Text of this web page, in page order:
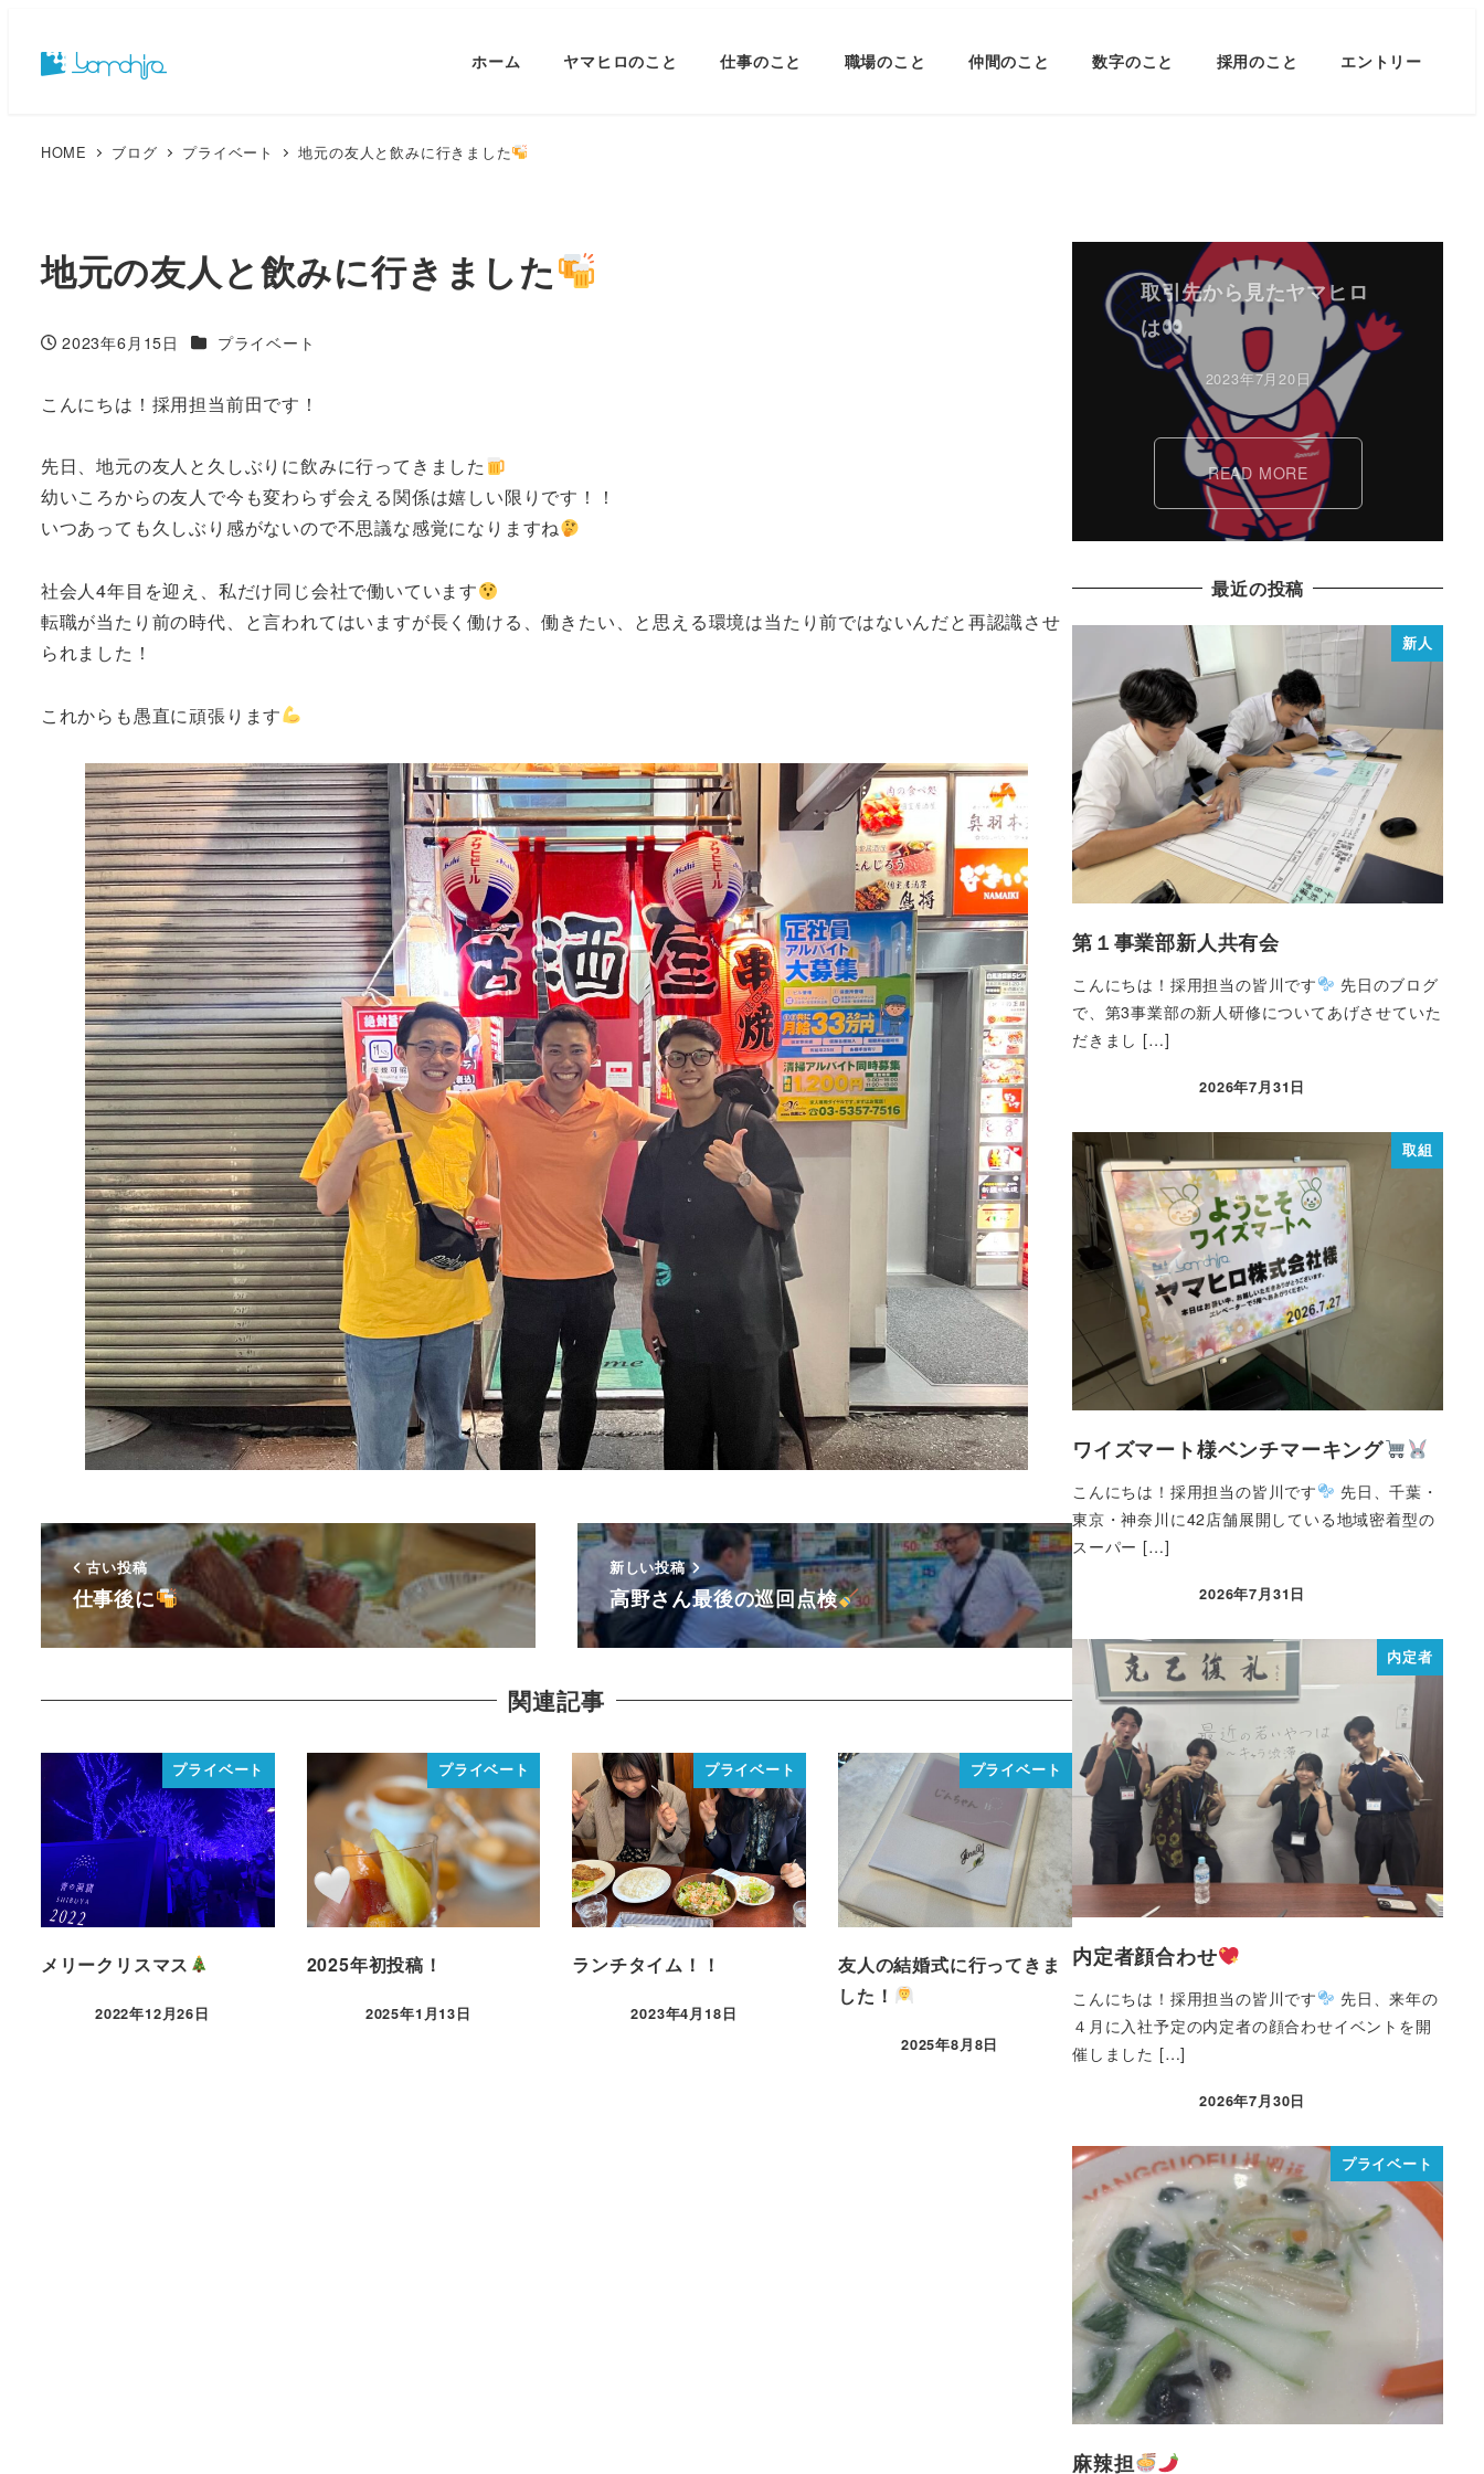
ホーム ヤマヒロのこと 仕事のこと 職場のこと 仲間のこと 数字のこと 採用のこと エントリー
HOME ブログ プライベート 地元の友人と飲みに行きました
地元の友人と飲みに行きました
投稿日
2023年6月15日 カテゴリー
プライベート
こんにちは！採用担当前田です！
先日、地元の友人と久しぶりに飲みに行ってきました
幼いころからの友人で今も変わらず会える関係は嬉しい限りです！！
いつあっても久しぶり感がないので不思議な感覚になりますね
社会人4年目を迎え、私だけ同じ会社で働いています
転職が当たり前の時代、と言われてはいますが長く働ける、働きたい、と思える環境は当たり前ではないんだと再認識させ
られました！
これからも愚直に頑張ります
古い投稿
仕事後に
新しい投稿
高野さん最後の巡回点検
関連記事
プライベート
メリークリスマス
2022年12月26日
プライベート
2025年初投稿！
2025年1月13日
プライベート
ランチタイム！！
2023年4月18日
プライベート
友人の結婚式に行ってきま
した！
2025年8月8日
取引先から見たヤマヒロ
は
2023年7月20日
READ MORE
最近の投稿
新人
第１事業部新人共有会
こんにちは！採用担当の皆川です
先日のブログ
で、第3事業部の新人研修についてあげさせていた
だきまし […]
2026年7月31日
取組
ワイズマート様ベンチマーキング
こんにちは！採用担当の皆川です
先日、千葉・
東京・神奈川に42店舗展開している地域密着型の
スーパー […]
2026年7月31日
内定者
内定者顔合わせ
こんにちは！採用担当の皆川です
先日、来年の
４月に入社予定の内定者の顔合わせイベントを開
催しました […]
2026年7月30日
プライベート
麻辣担